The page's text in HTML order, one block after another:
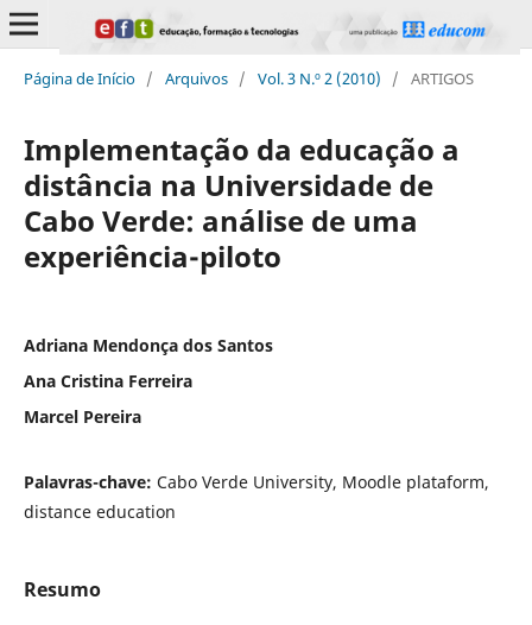
Página de Início / Arquivos / Vol. 3 N.º 2 (2010) / ARTIGOS
Implementação da educação a
distância na Universidade de
Cabo Verde: análise de uma
experiência-piloto
Adriana Mendonça dos Santos
Ana Cristina Ferreira
Marcel Pereira
Palavras-chave: Cabo Verde University, Moodle plataform,
distance education
Resumo